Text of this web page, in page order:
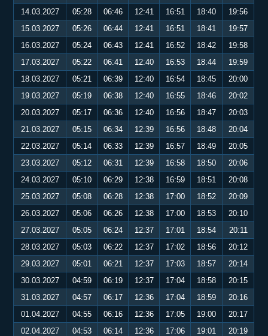
14.03.2027
05:28 06:46 12:41 16:51 18:40
19:56
15.03.2027
05:26 06:44 12:41 16:51 18:41
19:57
16.03.2027
05:24 06:43 12:41 16:52 18:42
19:58
17.03.2027
05:22 06:41 12:40 16:53 18:44
19:59
18.03.2027
05:21 06:39 12:40 16:54 18:45
20:00
19.03.2027
05:19 06:38 12:40 16:55 18:46
20:02
20.03.2027
05:17 06:36 12:40 16:56 18:47
20:03
21.03.2027
05:15 06:34 12:39 16:56 18:48
20:04
22.03.2027
05:14 06:33 12:39 16:57 18:49
20:05
23.03.2027
05:12 06:31 12:39 16:58 18:50
20:06
24.03.2027
05:10 06:29 12:38 16:59 18:51
20:08
25.03.2027
05:08 06:28 12:38 17:00 18:52
20:09
26.03.2027
05:06 06:26 12:38 17:00 18:53
20:10
27.03.2027
05:05 06:24 12:37 17:01 18:54
20:11
28.03.2027
05:03 06:22 12:37 17:02 18:56
20:12
29.03.2027
05:01 06:21 12:37 17:03 18:57
20:14
30.03.2027
04:59 06:19 12:37 17:04 18:58
20:15
31.03.2027
04:57 06:17 12:36 17:04 18:59
20:16
01.04.2027
04:55 06:16 12:36 17:05 19:00
20:17
02.04.2027
04:53 06:14 12:36 17:06 19:01
20:19